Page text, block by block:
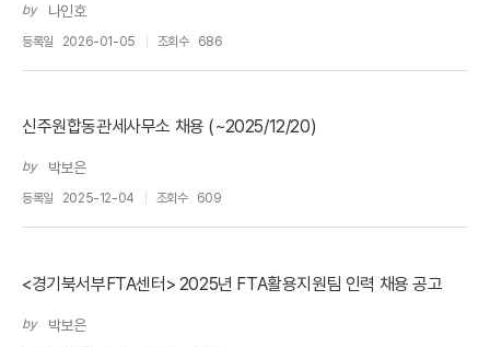
by 나인호
등록일 2026-01-05 조회수 686
신주원합동관세사무소 채용 (~2025/12/20)
by 박보은
등록일 2025-12-04 조회수 609
<경기북서부FTA센터> 2025년 FTA활용지원팀 인력 채용 공고
by 박보은